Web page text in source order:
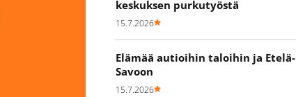
keskuksen purkutyöstä
15.7.2026
Elämää autioihin taloihin ja Etelä-
Savoon
15.7.2026